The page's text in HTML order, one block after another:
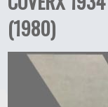
(1980)